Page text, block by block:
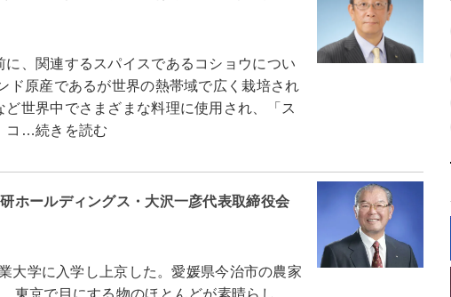
、関連するスパイスであるコショウについ
原産であるが世界の熱帯域で広く栽培され
世界中でさまざまな料理に使用され、「ス
コ…続きを読む
ホールディングス・大沢一彦代表取締役会
大学に入学し上京した。愛媛県今治市の農家